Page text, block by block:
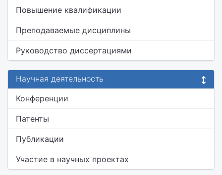
Повышение квалификации
Преподаваемые дисциплины
Руководство диссертациями
Научная деятельность
Конференции
Патенты
Публикации
Участие в научных проектах